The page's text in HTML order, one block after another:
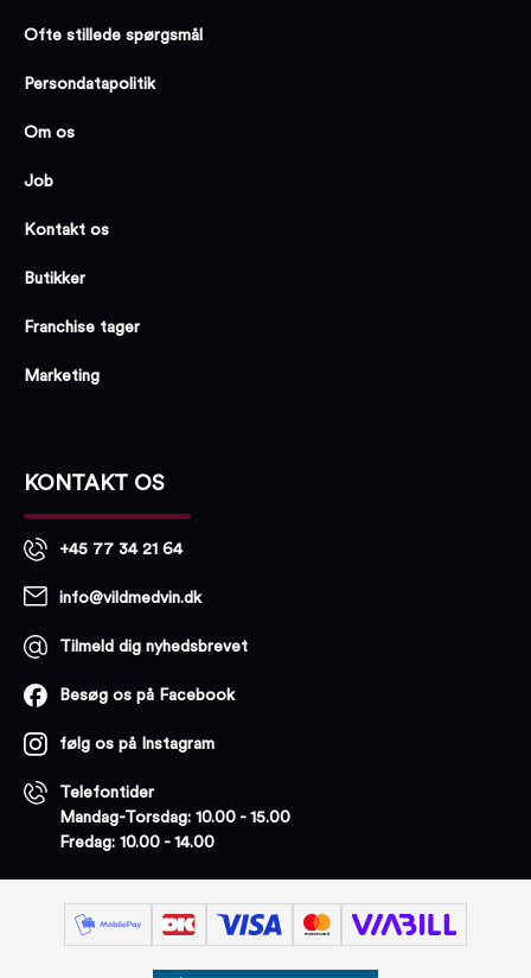
Ofte stillede spørgsmål
Persondatapolitik
Om os
Job
Kontakt os
Butikker
Franchise tager
Marketing
KONTAKT OS
+45 77 34 21 64
info@vildmedvin.dk
Tilmeld dig nyhedsbrevet
Besøg os på Facebook
følg os på Instagram
Telefontider
Mandag-Torsdag: 10.00 - 15.00
Fredag: 10.00 - 14.00